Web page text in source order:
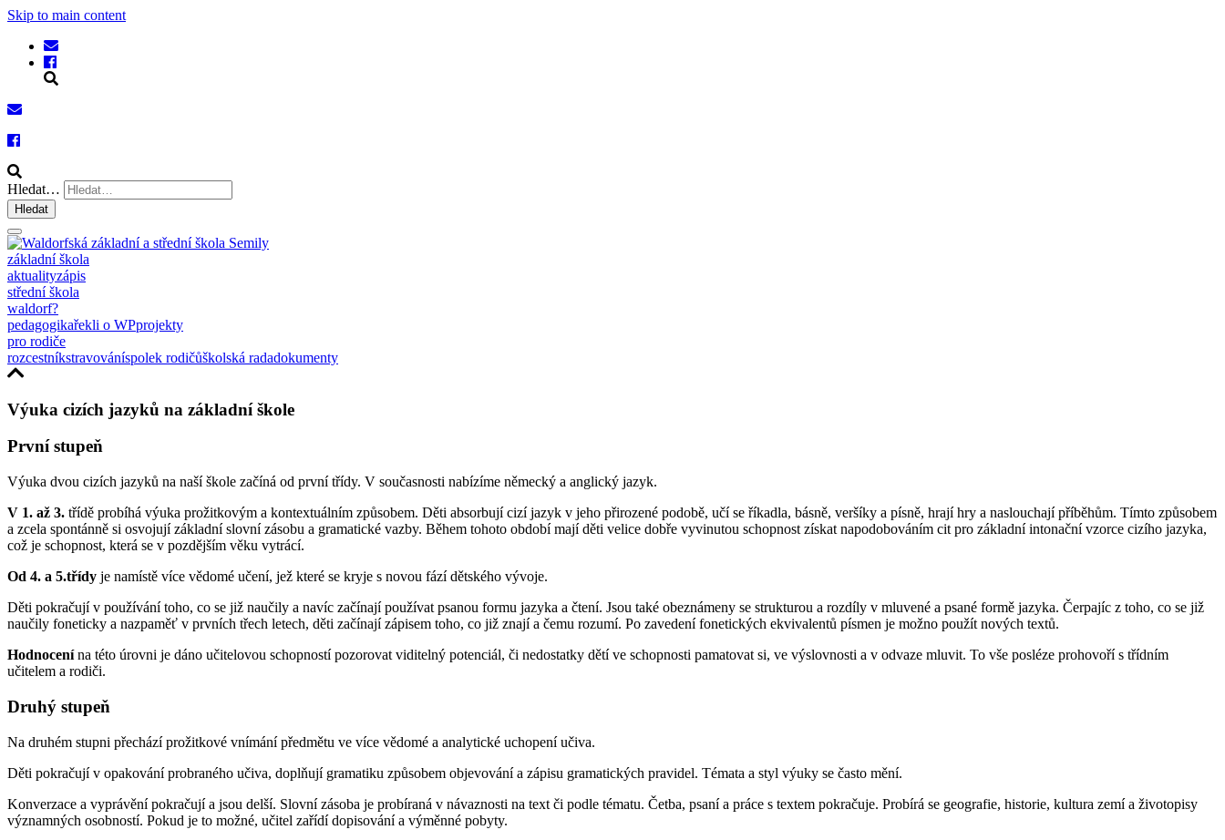
Skip to main content
Hledat…
Hledat
základní škola
aktualityzápis
střední škola
waldorf?
pedagogikařekli o WPprojekty
pro rodiče
rozcestníkstravováníspolek rodičůškolská radadokumenty
Výuka cizích jazyků na základní škole
První stupeň
Výuka dvou cizích jazyků na naší škole začíná od první třídy. V současnosti nabízíme německý a anglický jazyk.
V 1. až 3. třídě probíhá výuka prožitkovým a kontextuálním způsobem. Děti absorbují cizí jazyk v jeho přirozené podobě, učí se říkadla, básně, veršíky a písně, hrají hry a naslouchají příběhům. Tímto způsobem
a zcela spontánně si osvojují základní slovní zásobu a gramatické vazby. Během tohoto období mají děti velice dobře vyvinutou schopnost získat napodobováním cit pro základní intonační vzorce cizího jazyka,
což je schopnost, která se v pozdějším věku vytrácí.
Od 4. a 5.třídy je namístě více vědomé učení, jež které se kryje s novou fází dětského vývoje.
Děti pokračují v používání toho, co se již naučily a navíc začínají používat psanou formu jazyka a čtení. Jsou také obeznámeny se strukturou a rozdíly v mluvené a psané formě jazyka. Čerpajíc z toho, co se již
naučily foneticky a nazpaměť v prvních třech letech, děti začínají zápisem toho, co již znají a čemu rozumí. Po zavedení fonetických ekvivalentů písmen je možno použít nových textů.
Hodnocenína této úrovni je dáno učitelovou schopností pozorovat viditelný potenciál, či nedostatky dětí ve schopnosti pamatovat si, ve výslovnosti a v odvaze mluvit. To vše posléze prohovoří s třídním
učitelem a rodiči.
Druhý stupeň
Na druhém stupni přechází prožitkové vnímání předmětu ve více vědomé a analytické uchopení učiva.
Děti pokračují v opakování probraného učiva, doplňují gramatiku způsobem objevování a zápisu gramatických pravidel. Témata a styl výuky se často mění.
Konverzace a vyprávění pokračují a jsou delší. Slovní zásoba je probíraná v návaznosti na text či podle tématu. Četba, psaní a práce s textem pokračuje. Probírá se geografie, historie, kultura zemí a životopisy
významných osobností. Pokud je to možné, učitel zařídí dopisování a výměnné pobyty.